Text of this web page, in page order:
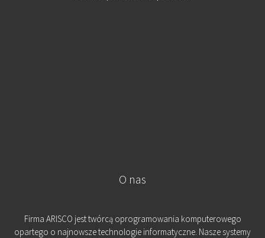
O nas
Firma ARISCO jest twórcą oprogramowania komputerowego
opartego o najnowsze technologie informatyczne. Nasze systemy